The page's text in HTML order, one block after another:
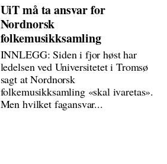
UiT må ta ansvar for
Nordnorsk
folkemusikksamling
INNLEGG: Siden i fjor høst har
ledelsen ved Universitetet i Tromsø
sagt at Nordnorsk
folkemusikksamling «skal ivaretas».
Men hvilket fagansvar...